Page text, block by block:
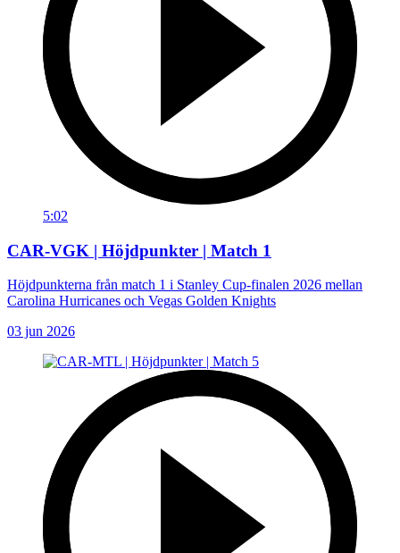
5:02
CAR-VGK | Höjdpunkter | Match 1
Höjdpunkterna från match 1 i Stanley Cup-finalen 2026 mellan
Carolina Hurricanes och Vegas Golden Knights
03 jun 2026